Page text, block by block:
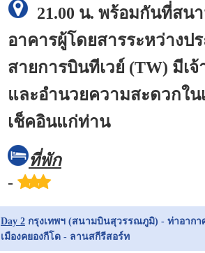
21.00 น. พร้อมกันที่สน
อาคารผู้โดยสารระหว่างป
สายการบินทีเวย์ (TW) มีเ
และอำนวยความสะดวกใน
เช็คอินแก่ท่าน
ที่พัก
-
Day 2 กรุงเทพฯ (สนามบินสุวรรณภูมิ) - ท่าอาก
เมืองคยองกีโด - ลานสกีรีสอร์ท